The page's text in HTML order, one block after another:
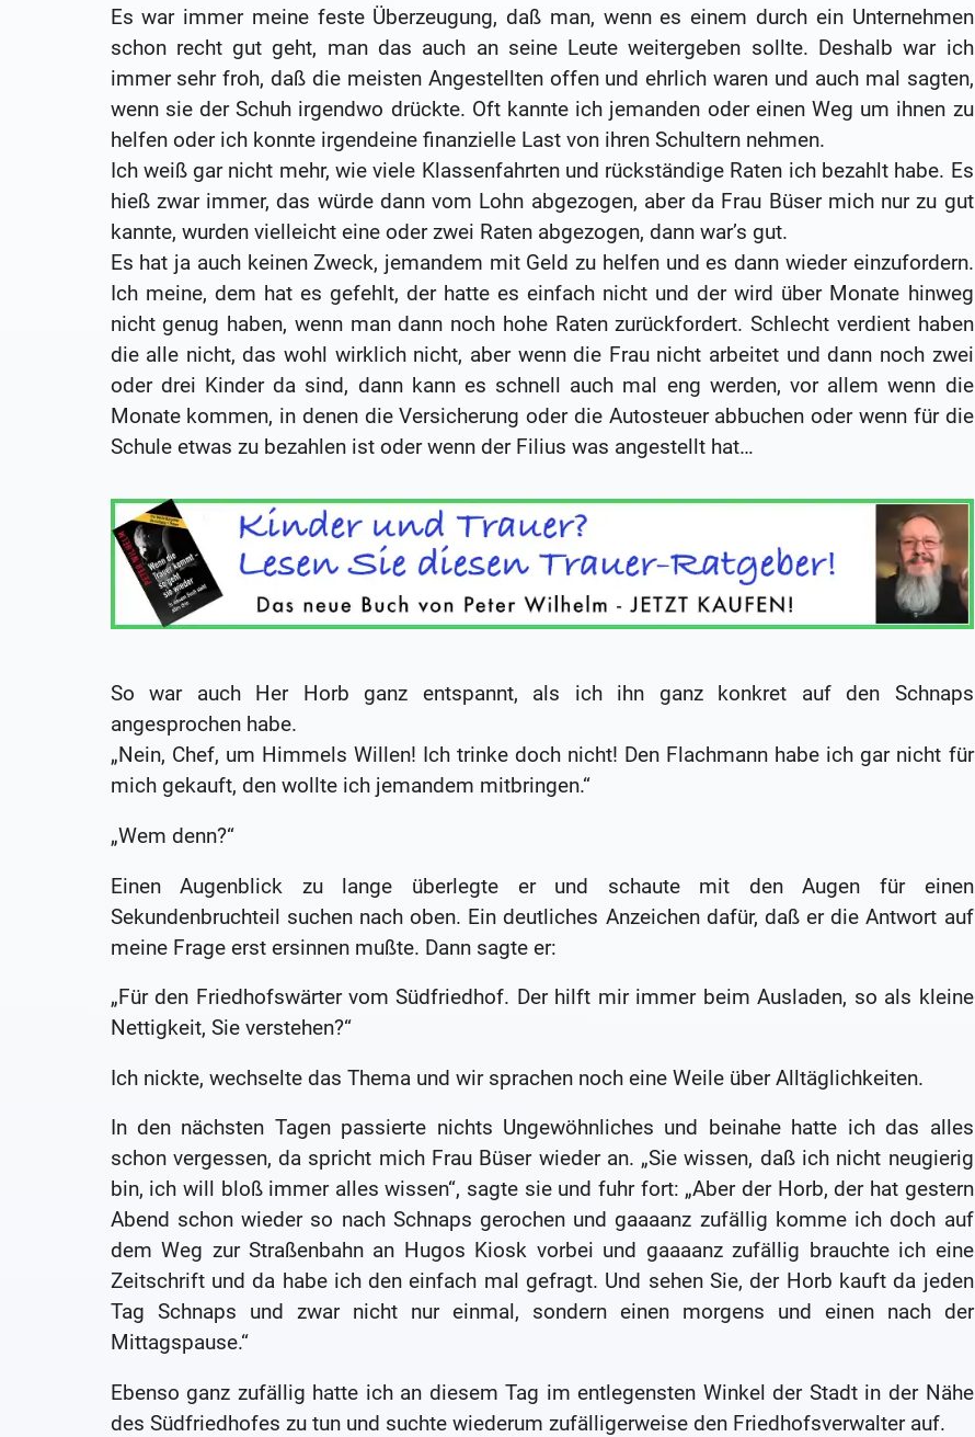
Es war immer meine feste Überzeugung, daß man, wenn es einem durch ein Unternehmen
schon recht gut geht, man das auch an seine Leute weitergeben sollte. Deshalb war ich
immer sehr froh, daß die meisten Angestellten offen und ehrlich waren und auch mal sagten,
wenn sie der Schuh irgendwo drückte. Oft kannte ich jemanden oder einen Weg um ihnen zu
helfen oder ich konnte irgendeine finanzielle Last von ihren Schultern nehmen.
Ich weiß gar nicht mehr, wie viele Klassenfahrten und rückständige Raten ich bezahlt habe. Es
hieß zwar immer, das würde dann vom Lohn abgezogen, aber da Frau Büser mich nur zu gut
kannte, wurden vielleicht eine oder zwei Raten abgezogen, dann war’s gut.
Es hat ja auch keinen Zweck, jemandem mit Geld zu helfen und es dann wieder einzufordern.
Ich meine, dem hat es gefehlt, der hatte es einfach nicht und der wird über Monate hinweg
nicht genug haben, wenn man dann noch hohe Raten zurückfordert. Schlecht verdient haben
die alle nicht, das wohl wirklich nicht, aber wenn die Frau nicht arbeitet und dann noch zwei
oder drei Kinder da sind, dann kann es schnell auch mal eng werden, vor allem wenn die
Monate kommen, in denen die Versicherung oder die Autosteuer abbuchen oder wenn für die
Schule etwas zu bezahlen ist oder wenn der Filius was angestellt hat…
So war auch Her Horb ganz entspannt, als ich ihn ganz konkret auf den Schnaps
angesprochen habe.
„Nein, Chef, um Himmels Willen! Ich trinke doch nicht! Den Flachmann habe ich gar nicht für
mich gekauft, den wollte ich jemandem mitbringen.“
„Wem denn?“
Einen Augenblick zu lange überlegte er und schaute mit den Augen für einen
Sekundenbruchteil suchen nach oben. Ein deutliches Anzeichen dafür, daß er die Antwort auf
meine Frage erst ersinnen mußte. Dann sagte er:
„Für den Friedhofswärter vom Südfriedhof. Der hilft mir immer beim Ausladen, so als kleine
Nettigkeit, Sie verstehen?“
Ich nickte, wechselte das Thema und wir sprachen noch eine Weile über Alltäglichkeiten.
In den nächsten Tagen passierte nichts Ungewöhnliches und beinahe hatte ich das alles
schon vergessen, da spricht mich Frau Büser wieder an. „Sie wissen, daß ich nicht neugierig
bin, ich will bloß immer alles wissen“, sagte sie und fuhr fort: „Aber der Horb, der hat gestern
Abend schon wieder so nach Schnaps gerochen und gaaaanz zufällig komme ich doch auf
dem Weg zur Straßenbahn an Hugos Kiosk vorbei und gaaaanz zufällig brauchte ich eine
Zeitschrift und da habe ich den einfach mal gefragt. Und sehen Sie, der Horb kauft da jeden
Tag Schnaps und zwar nicht nur einmal, sondern einen morgens und einen nach der
Mittagspause.“
Ebenso ganz zufällig hatte ich an diesem Tag im entlegensten Winkel der Stadt in der Nähe
des Südfriedhofes zu tun und suchte wiederum zufälligerweise den Friedhofsverwalter auf.